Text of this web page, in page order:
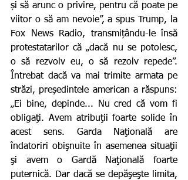
și să arunc o privire, pentru că poate pe
viitor o să am nevoie”, a spus Trump, la
Fox News Radio, transmițându-le însă
protestatarilor că „dacă nu se potolesc,
o să rezvolv eu, o să rezolv repede”.
Întrebat dacă va mai trimite armata pe
străzi, președintele american a răspuns:
„Ei bine, depinde... Nu cred că vom fi
obligaţi. Avem atribuţii foarte solide în
acest sens. Garda Naţională are
îndatoriri obişnuite în asemenea situaţii
şi avem o Gardă Naţională foarte
puternică. Dar dacă se depăşeşte limita,